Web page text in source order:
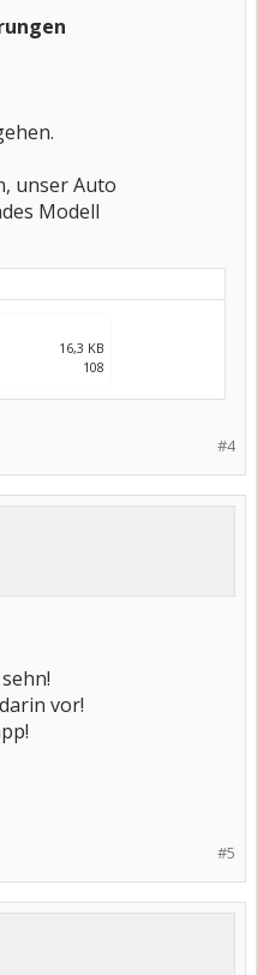
unser Auto
Modell
16,3 KB
108
#4
vor!
#5